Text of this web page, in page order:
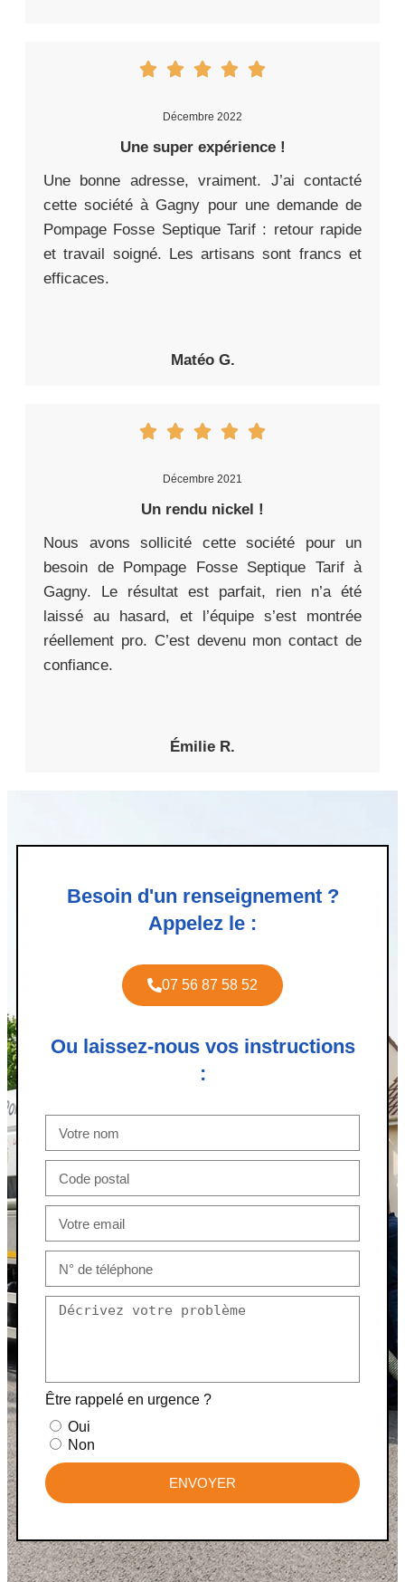
Décembre 2022
Une super expérience !
Une bonne adresse, vraiment. J’ai contacté
cette société à Gagny pour une demande de
Pompage Fosse Septique Tarif : retour rapide
et travail soigné. Les artisans sont francs et
efficaces.
Matéo G.
Décembre 2021
Un rendu nickel !
Nous avons sollicité cette société pour un
besoin de Pompage Fosse Septique Tarif à
Gagny. Le résultat est parfait, rien n’a été
laissé au hasard, et l’équipe s’est montrée
réellement pro. C’est devenu mon contact de
confiance.
Émilie R.
Besoin d'un renseignement ?
Appelez le :
07 56 87 58 52
Ou laissez-nous vos instructions
:
Être rappelé en urgence ?
Oui
Non
ENVOYER